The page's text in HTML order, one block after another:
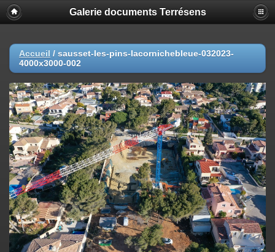
Galerie documents Terrésens
Accueil / sausset-les-pins-lacornichebleue-032023-
4000x3000-002